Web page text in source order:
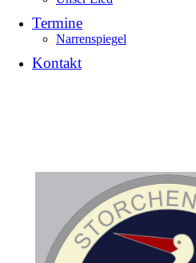
Termine
Narrenspiegel
Kontakt